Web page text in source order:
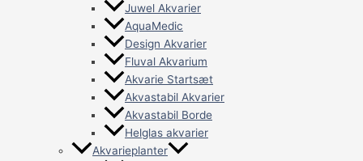
Juwel Akvarier
AquaMedic
Design Akvarier
Fluval Akvarium
Akvarie Startsæt
Akvastabil Akvarier
Akvastabil Borde
Helglas akvarier
Akvarieplanter